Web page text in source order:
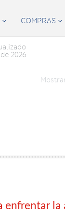
 COMPRAS 
2026
enfrentar